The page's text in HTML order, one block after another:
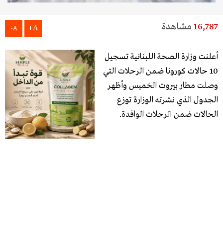
16,787 مشاهدة A+
A-
أعلنت وزارة الصحة اللبنانية تسجيل
10 حالات كورونا ضمن الرحلات التي
وصلت مطار بيروت الخميس وأظهر
الجدول الذي نشرته الوزارة توزع
الحالات ضمن الرحلات الوافدة.